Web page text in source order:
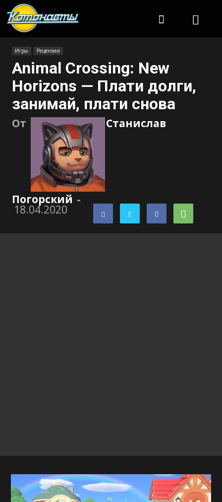
Игры Рецензии
Animal Crossing: New
Horizons — Плати долги,
занимай, плати снова
От Станислав
Погорский -
18.04.2020